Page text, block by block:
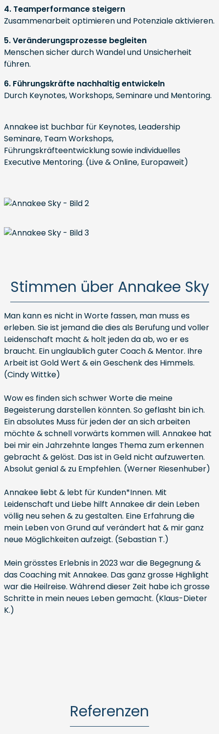
4. Teamperformance steigern
Zusammenarbeit optimieren und Potenziale aktivieren.
5. Veränderungsprozesse begleiten
Menschen sicher durch Wandel und Unsicherheit
führen.
6. Führungskräfte nachhaltig entwickeln
Durch Keynotes, Workshops, Seminare und Mentoring.
Annakee ist buchbar für Keynotes, Leadership
Seminare, Team Workshops,
Führungskräfteentwicklung sowie individuelles
Executive Mentoring. (Live & Online, Europaweit)
Stimmen über Annakee Sky
Man kann es nicht in Worte fassen, man muss es
erleben. Sie ist jemand die dies als Berufung und voller
Leidenschaft macht & holt jeden da ab, wo er es
braucht. Ein unglaublich guter Coach & Mentor. Ihre
Arbeit ist Gold Wert & ein Geschenk des Himmels.
(Cindy Wittke)
Wow es finden sich schwer Worte die meine
Begeisterung darstellen könnten. So geflasht bin ich.
Ein absolutes Muss für jeden der an sich arbeiten
möchte & schnell vorwärts kommen will. Annakee hat
bei mir ein Jahrzehnte langes Thema zum erkennen
gebracht & gelöst. Das ist in Geld nicht aufzuwerten.
Absolut genial & zu Empfehlen. (Werner Riesenhuber)
Annakee liebt & lebt für Kunden*Innen. Mit
Leidenschaft und Liebe hilft Annakee dir dein Leben
völlig neu sehen & zu gestalten. Eine Erfahrung die
mein Leben von Grund auf verändert hat & mir ganz
neue Möglichkeiten aufzeigt. (Sebastian T.)
Mein grösstes Erlebnis in 2023 war die Begegnung &
das Coaching mit Annakee. Das ganz grosse Highlight
war die Heilreise. Während dieser Zeit habe ich grosse
Schritte in mein neues Leben gemacht. (Klaus-Dieter
K.)
Referenzen